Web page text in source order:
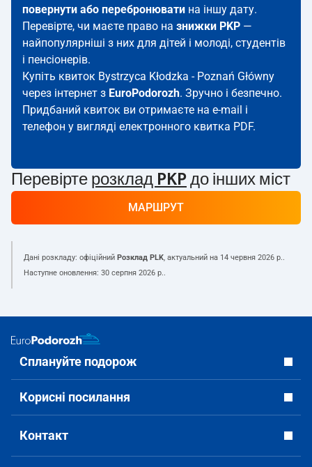
повернути або перебронювати на іншу дату.
Перевірте, чи маєте право на знижки PKP —
найпопулярніші з них для дітей і молоді, студентів
і пенсіонерів.
Купіть квиток Bystrzyca Kłodzka - Poznań Główny
через інтернет з EuroPodorozh. Зручно і безпечно.
Придбаний квиток ви отримаєте на e-mail і
телефон у вигляді електронного квитка PDF.
Перевірте розклад PKP до інших міст
МАРШРУТ
Дані розкладу: офіційний Розклад PLK, актуальний на 14 червня 2026 р..
Наступне оновлення: 30 серпня 2026 р..
Сплануйте подорож
Корисні посилання
Контакт